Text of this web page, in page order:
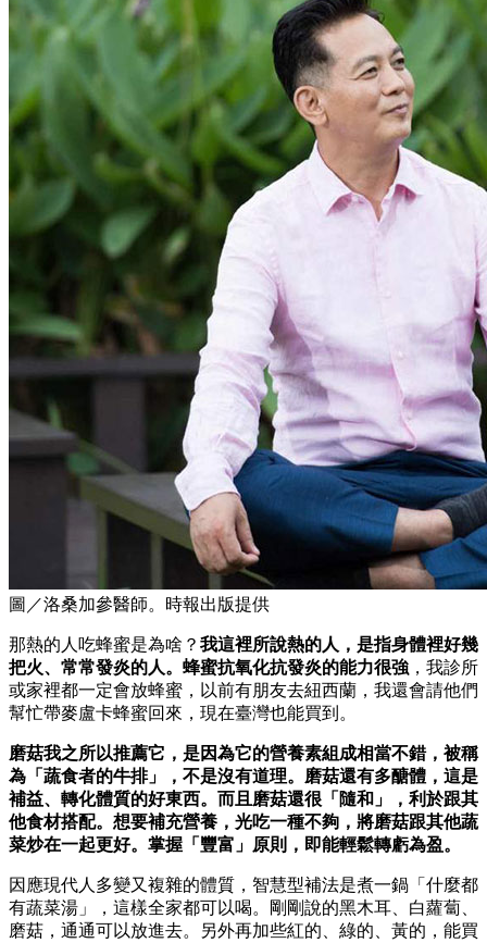
圖／洛桑加參醫師。時報出版提供
那熱的人吃蜂蜜是為啥？ 我這裡所說熱的人，是指身體裡好幾
把火、常常發炎的人。蜂蜜抗氧化抗發炎的能力很強 ，我診所
或家裡都一定會放蜂蜜，以前有朋友去紐西蘭，我還會請他們
幫忙帶麥盧卡蜂蜜回來，現在臺灣也能買到。
磨菇我之所以推薦它，是因為它的營養素組成相當不錯，被稱
為「蔬食者的牛排」，不是沒有道理。磨菇還有多醣體，這是
補益、轉化體質的好東西。而且磨菇還很「隨和」，利於跟其
他食材搭配。想要補充營養，光吃一種不夠，將磨菇跟其他蔬
菜炒在一起更好。掌握「豐富」原則，即能輕鬆轉虧為盈。
因應現代人多變又複雜的體質，智慧型補法是煮一鍋「什麼都
有蔬菜湯」，這樣全家都可以喝。剛剛說的黑木耳、白蘿蔔、
磨菇，通通可以放進去。另外再加些紅的、綠的、黃的，能買